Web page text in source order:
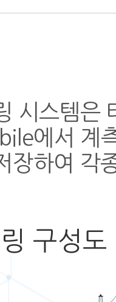
시스템은
에서 계
장하여 각
구성도